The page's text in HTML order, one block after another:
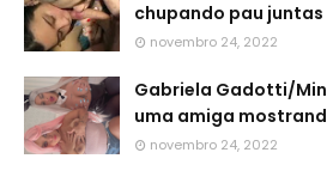
chupando pau juntas
novembro 24, 2022
Gabriela Gadotti/
uma amiga
novembro 24, 2022